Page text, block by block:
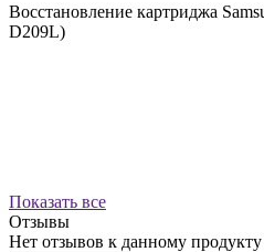
Восстановление картриджа
D209L)
Показать все
Отзывы
Нет отзывов к данному продукту